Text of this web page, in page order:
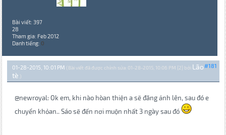
Bài viết: 397
28
Tham gia: Feb 2012
Danh tiếng: 0
#181
01-28-2015, 10:01 PM (Bài viết đã được chỉnh sửa: 01-28-2015, 10:06 PM {2} bởi Lão
tè .)
@newroyal: Ok em, khi nào hòan thiện a sẽ đăng ảnh lên, sau đó e
chuyển khỏan.. Sáo sẽ đến nơi muộn nhất 3 ngày sau đó